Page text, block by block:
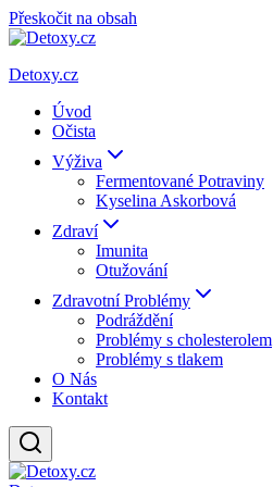
Přeskočit na obsah
Detoxy.cz
Úvod
Očista
Výživa
Fermentované Potraviny
Kyselina Askorbová
Zdraví
Imunita
Otužování
Zdravotní Problémy
Podráždění
Problémy s cholesterolem
Problémy s tlakem
O Nás
Kontakt